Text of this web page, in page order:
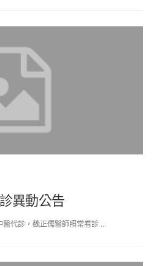
異動公告
代診，魏正儒醫師照常看診 …